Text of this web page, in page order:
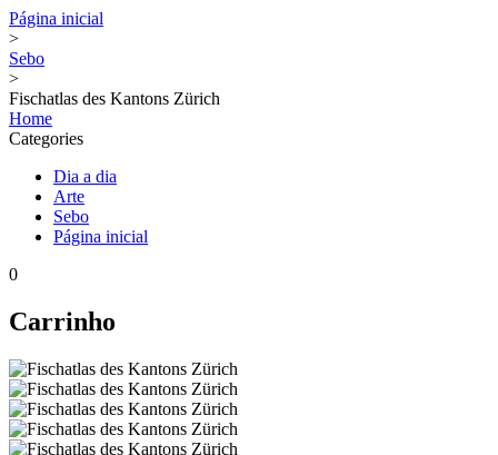
Página inicial
>
Sebo
>
Fischatlas des Kantons Zürich
Home
Categories
Dia a dia
Arte
Sebo
Página inicial
0
Carrinho